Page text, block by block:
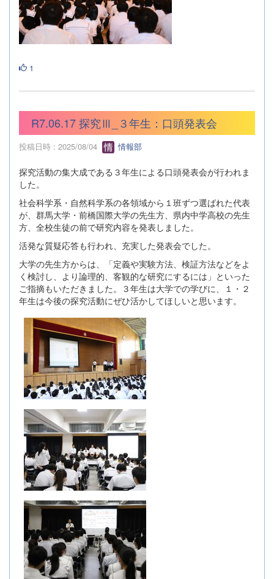
1
R7.06.17 探究Ⅲ_３年生：口頭発表会
投稿日時 : 2025/08/04 情報部
探究活動の集大成である３年生による口頭発表会が行われま
した。
社会科学系・自然科学系の各領域から１班ずつ選ばれた代表
が、群馬大学・前橋国際大学の先生方、県内中学高校の先生
方、全校生徒の前で研究内容を発表しました。
活発な質疑応答も行われ、充実した発表会でした。
大学の先生方からは、「定義や実験方法、検証方法などをよ
く検討し、より論理的、客観的な研究にするには」といった
ご指摘もいただきました。３年生は大学での学びに、１・２
年生は今後の探究活動にぜひ活かしてほしいと思います。